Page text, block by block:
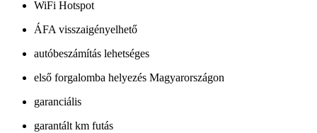
WiFi Hotspot
ÁFA visszaigényelhető
autóbeszámítás lehetséges
első forgalomba helyezés Magyarországon
garanciális
garantált km futás